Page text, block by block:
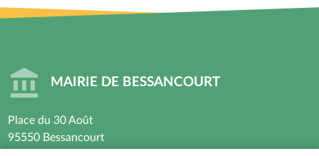
MAIRIE DE BESSANCOURT
Place du 30 Août
95550 Bessancourt